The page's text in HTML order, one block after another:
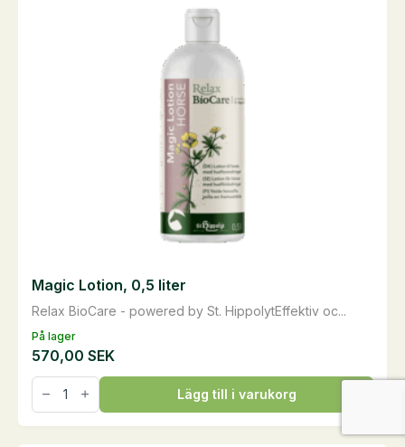
På lager
Relax BioCare - powered by St. HippolytEffektiv oc...
Magic Lotion, 0,5 liter
570,00 SEK
Magic
Lotion,
0,5
liter
Lägg till i varukorg